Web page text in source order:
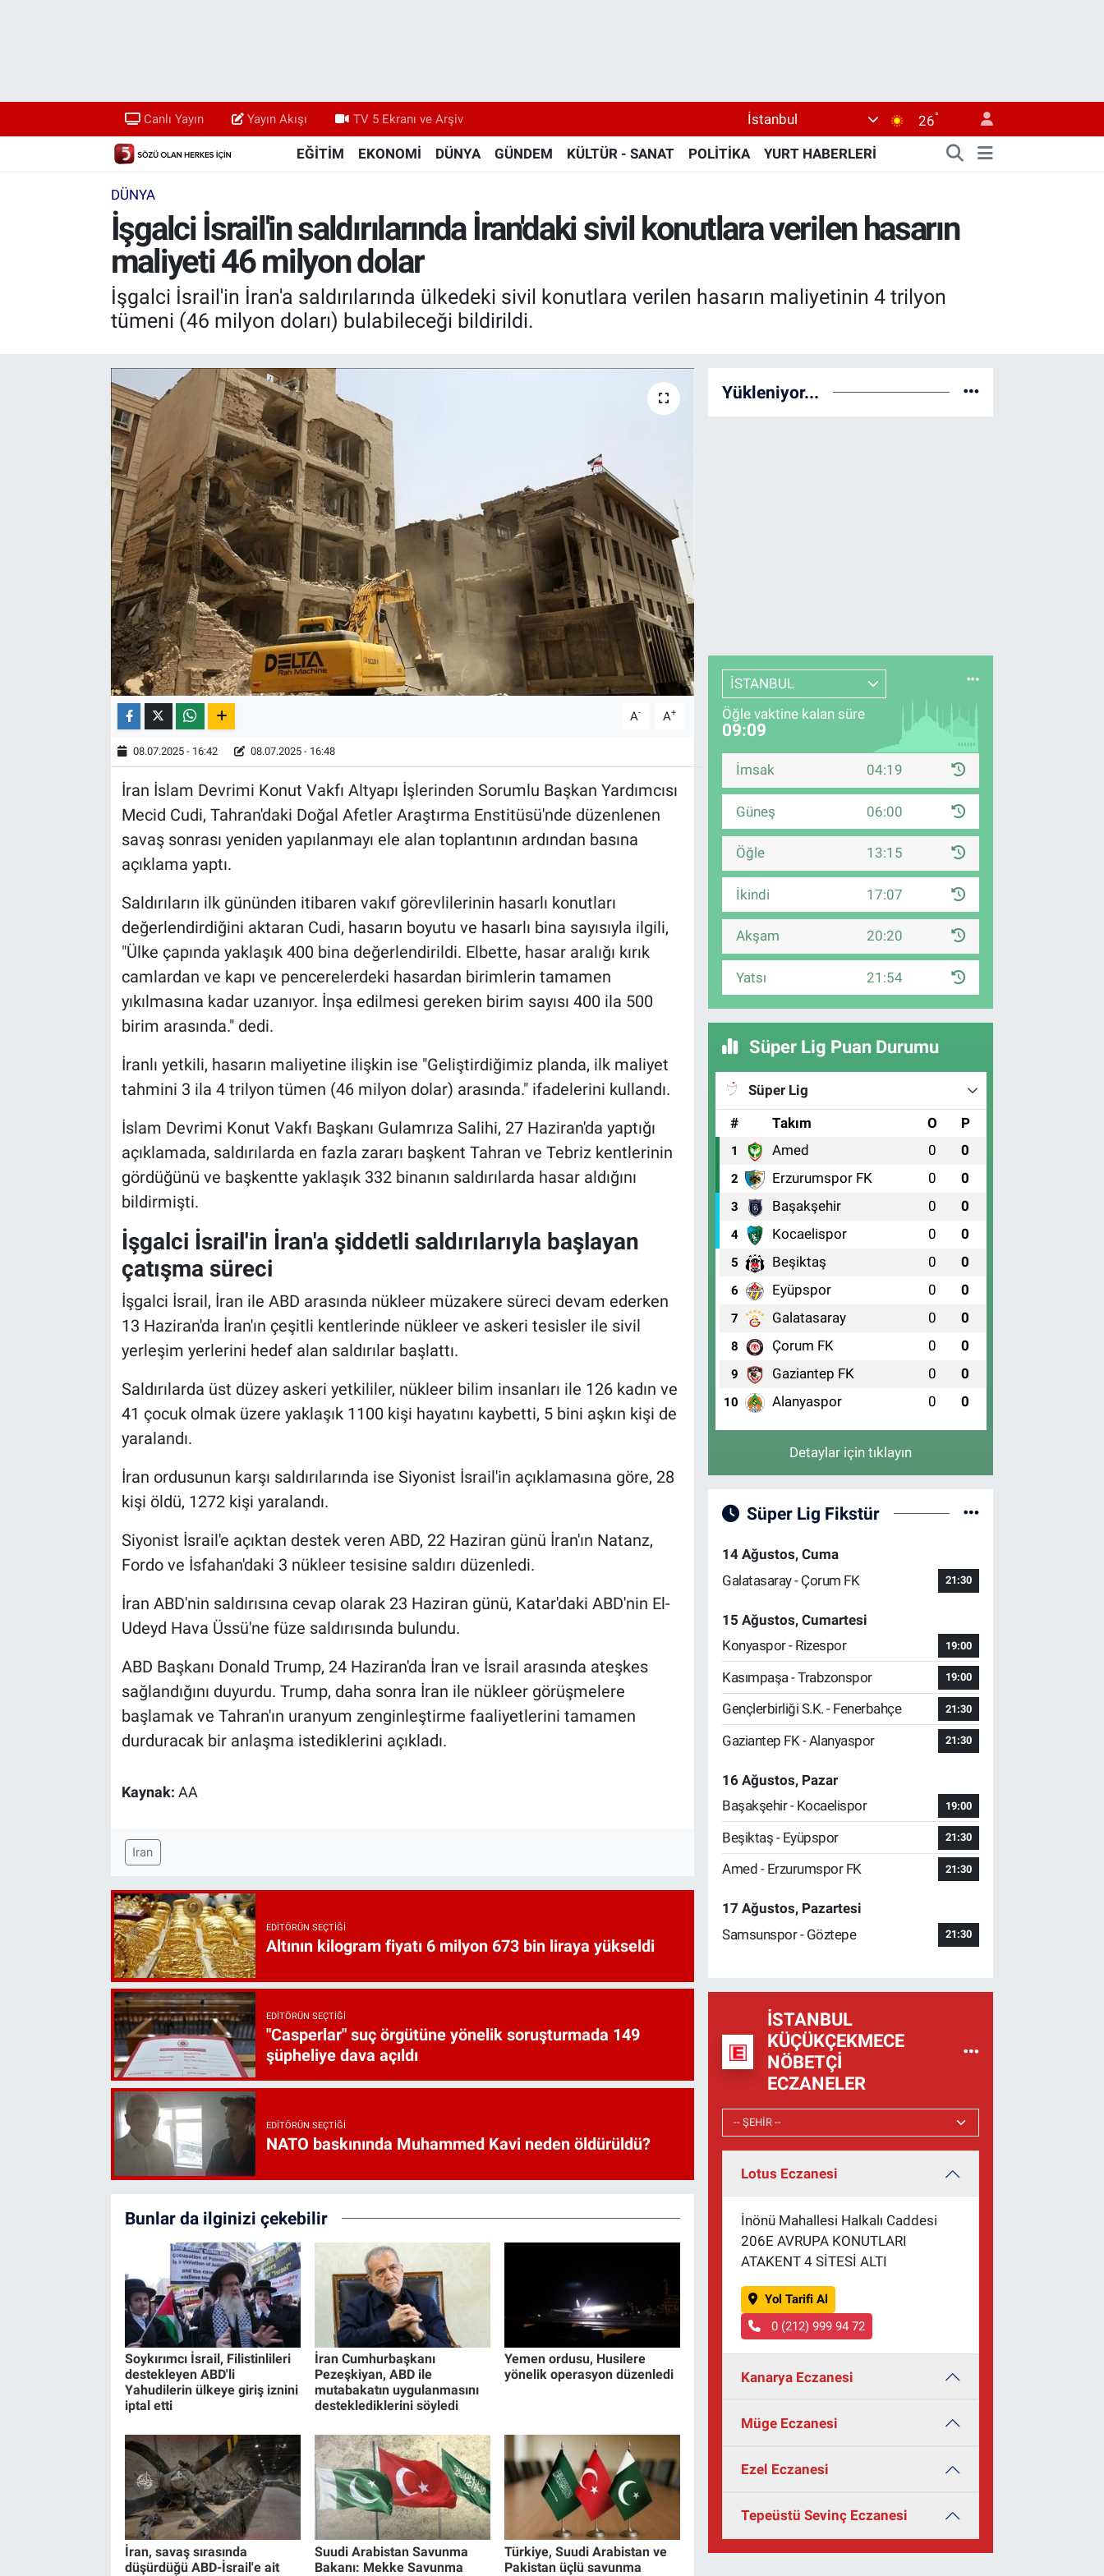
Canlı Yayın Yayın Akışı TV 5 Ekranı ve Arşiv İstanbul 26°
EĞİTİM EKONOMİ DÜNYA GÜNDEM KÜLTÜR - SANAT POLİTİKA YURT HABERLERİ
DÜNYA
İşgalci İsrail'in saldırılarında İran'daki sivil konutlara verilen hasarın
maliyeti 46 milyon dolar
İşgalci İsrail'in İran'a saldırılarında ülkedeki sivil konutlara verilen hasarın maliyetinin 4 trilyon
tümeni (46 milyon doları) bulabileceği bildirildi.
A- A+
08.07.2025 - 16:42 08.07.2025 - 16:48
İran İslam Devrimi Konut Vakfı Altyapı İşlerinden Sorumlu Başkan Yardımcısı
Mecid Cudi, Tahran'daki Doğal Afetler Araştırma Enstitüsü'nde düzenlenen
savaş sonrası yeniden yapılanmayı ele alan toplantının ardından basına
açıklama yaptı.
Saldırıların ilk gününden itibaren vakıf görevlilerinin hasarlı konutları
değerlendirdiğini aktaran Cudi, hasarın boyutu ve hasarlı bina sayısıyla ilgili,
"Ülke çapında yaklaşık 400 bina değerlendirildi. Elbette, hasar aralığı kırık
camlardan ve kapı ve pencerelerdeki hasardan birimlerin tamamen
yıkılmasına kadar uzanıyor. İnşa edilmesi gereken birim sayısı 400 ila 500
birim arasında." dedi.
İranlı yetkili, hasarın maliyetine ilişkin ise "Geliştirdiğimiz planda, ilk maliyet
tahmini 3 ila 4 trilyon tümen (46 milyon dolar) arasında." ifadelerini kullandı.
İslam Devrimi Konut Vakfı Başkanı Gulamrıza Salihi, 27 Haziran'da yaptığı
açıklamada, saldırılarda en fazla zararı başkent Tahran ve Tebriz kentlerinin
gördüğünü ve başkentte yaklaşık 332 binanın saldırılarda hasar aldığını
bildirmişti.
İşgalci İsrail'in İran'a şiddetli saldırılarıyla başlayan
çatışma süreci
İşgalci İsrail, İran ile ABD arasında nükleer müzakere süreci devam ederken
13 Haziran'da İran'ın çeşitli kentlerinde nükleer ve askeri tesisler ile sivil
yerleşim yerlerini hedef alan saldırılar başlattı.
Saldırılarda üst düzey askeri yetkililer, nükleer bilim insanları ile 126 kadın ve
41 çocuk olmak üzere yaklaşık 1100 kişi hayatını kaybetti, 5 bini aşkın kişi de
yaralandı.
İran ordusunun karşı saldırılarında ise Siyonist İsrail'in açıklamasına göre, 28
kişi öldü, 1272 kişi yaralandı.
Siyonist İsrail'e açıktan destek veren ABD, 22 Haziran günü İran'ın Natanz,
Fordo ve İsfahan'daki 3 nükleer tesisine saldırı düzenledi.
İran ABD'nin saldırısına cevap olarak 23 Haziran günü, Katar'daki ABD'nin El-
Udeyd Hava Üssü'ne füze saldırısında bulundu.
ABD Başkanı Donald Trump, 24 Haziran'da İran ve İsrail arasında ateşkes
sağlandığını duyurdu. Trump, daha sonra İran ile nükleer görüşmelere
başlamak ve Tahran'ın uranyum zenginleştirme faaliyetlerini tamamen
durduracak bir anlaşma istediklerini açıkladı.
Kaynak: AA
Iran
EDITÖRÜN SEÇTIĞI
Altının kilogram fiyatı 6 milyon 673 bin liraya yükseldi
EDITÖRÜN SEÇTIĞI
"Casperlar" suç örgütüne yönelik soruşturmada 149
şüpheliye dava açıldı
EDITÖRÜN SEÇTIĞI
NATO baskınında Muhammed Kavi neden öldürüldü?
Bunlar da ilginizi çekebilir
Soykırımcı İsrail, Filistinlileri
destekleyen ABD'li
Yahudilerin ülkeye giriş iznini
iptal etti
İran Cumhurbaşkanı
Pezeşkiyan, ABD ile
mutabakatın uygulanmasını
desteklediklerini söyledi
Yemen ordusu, Husilere
yönelik operasyon düzenledi
İran, savaş sırasında
düşürdüğü ABD-İsrail'e ait
Suudi Arabistan Savunma
Bakanı: Mekke Savunma
Türkiye, Suudi Arabistan ve
Pakistan üçlü savunma
Yükleniyor...
İSTANBUL
Öğle vaktine kalan süre
09:08
İmsak 04:19
Güneş 06:00
Öğle 13:15
İkindi 17:07
Akşam 20:20
Yatsı 21:54
Süper Lig Puan Durumu
Süper Lig
#
Takım O P
1 Amed 0 0
2 Erzurumspor FK 0 0
3 Başakşehir 0 0
4 Kocaelispor 0 0
5 Beşiktaş 0 0
6 Eyüpspor 0 0
7 Galatasaray 0 0
8 Çorum FK 0 0
9 Gaziantep FK 0 0
10 Alanyaspor 0 0
Detaylar için tıklayın
Süper Lig Fikstür
14 Ağustos, Cuma
Galatasaray - Çorum FK
21:30
15 Ağustos, Cumartesi
Konyaspor - Rizespor
19:00
Kasımpaşa - Trabzonspor 19:00
Gençlerbirliği S.K. - Fenerbahçe 21:30
Gaziantep FK - Alanyaspor 21:30
16 Ağustos, Pazar
Başakşehir - Kocaelispor
19:00
Beşiktaş - Eyüpspor 21:30
Amed - Erzurumspor FK 21:30
17 Ağustos, Pazartesi
Samsunspor - Göztepe
21:30
İSTANBUL
KÜÇÜKÇEKMECE
NÖBETÇI
ECZANELER
Lotus Eczanesi
İnönü Mahallesi Halkalı Caddesi
206E AVRUPA KONUTLARI
ATAKENT 4 SİTESİ ALTI
Yol Tarifi Al
0 (212) 999 94 72
Kanarya Eczanesi
Müge Eczanesi
Ezel Eczanesi
Tepeüstü Sevinç Eczanesi
Yayın Akışı
TV 5 Ekranı ve Arşiv